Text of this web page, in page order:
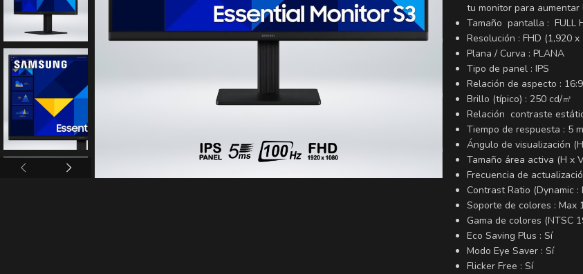
tu monitor para
Tamaño pantalla : FULL
Resolución : FHD (1,920 x
Plana / Curva : PLANA
Tipo de panel : IPS
Relación de aspecto : 16:9
Brillo (típico) : 250 cd/㎡
Relación contraste
Tiempo de respuesta : 5
Ángulo de visualización
Tamaño área activa (H x
Frecuencia de
Contrast Ratio (Dynamic :
Soporte de colores : Max
Gama de colores (NTSC
Eco Saving Plus : Sí
Modo Eye Saver : Sí
Flicker Free : Sí